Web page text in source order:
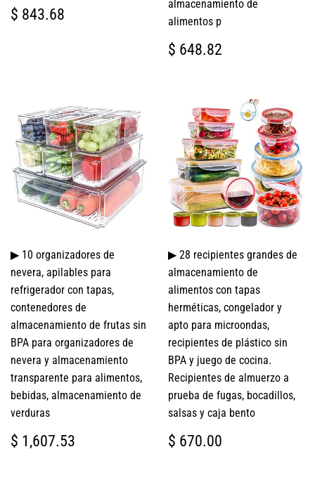
PRECIO
HABITUAL
$ 843.68
almacenamiento de
alimentos p
PRECIO
HABITUAL
$ 648.82
▶ 10 organizadores de
nevera, apilables para
refrigerador con tapas,
contenedores de
almacenamiento de frutas sin
BPA para organizadores de
nevera y almacenamiento
transparente para alimentos,
bebidas, almacenamiento de
verduras
PRECIO
HABITUAL
$ 1,607.53
▶ 28 recipientes grandes de
almacenamiento de
alimentos con tapas
herméticas, congelador y
apto para microondas,
recipientes de plástico sin
BPA y juego de cocina.
Recipientes de almuerzo a
prueba de fugas, bocadillos,
salsas y caja bento
PRECIO
HABITUAL
$ 670.00